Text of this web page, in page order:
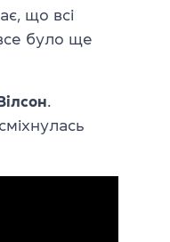
що всі
було ще
.